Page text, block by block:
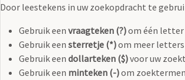
Door leestekens in uw zoekopdracht te
Gebruik een vraagteken (?)om één letter
Gebruik een sterretje (*)om meer letters
Gebruik een dollarteken ($)voor uw
Gebruik een minteken (-)om